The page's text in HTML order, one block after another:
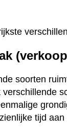
soorten
tijd